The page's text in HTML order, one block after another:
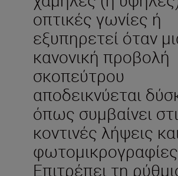
οπτικές γωνίες ή
εξυπηρετεί όταν
κανονική προβολή
σκοπεύτρου
αποδεικνύεται
όπως συμβαίνει
κοντινές λήψεις
Επιτρέπει τη